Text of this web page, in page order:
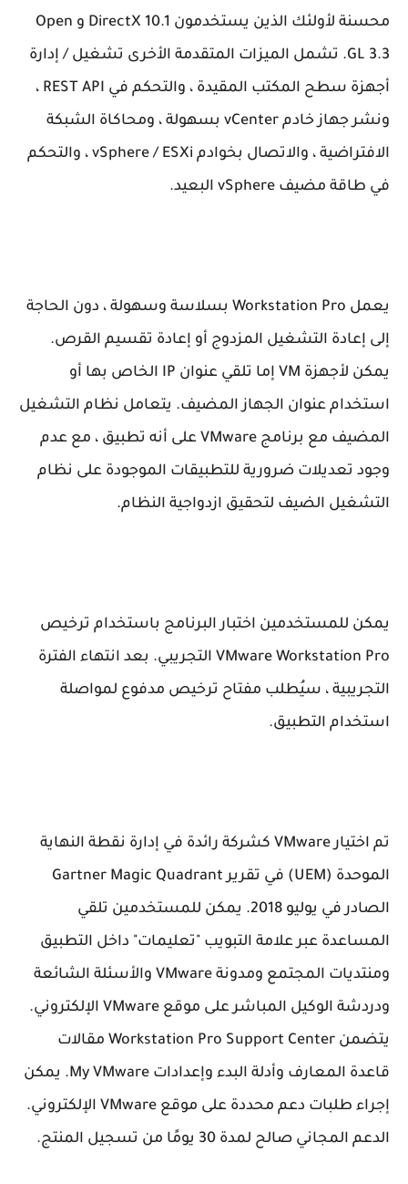
محسنة لأولئك الذين يستخدمون DirectX 10.1 و Open
GL 3.3. تشمل الميزات المتقدمة الأخرى تشغيل / إدارة
أجهزة سطح المكتب المقيدة ، والتحكم في REST API ،
ونشر جهاز خادم vCenter بسهولة ، ومحاكاة الشبكة
الافتراضية ، والاتصال بخوادم vSphere / ESXi ، والتحكم
في طاقة مضيف vSphere البعيد.
يعمل Workstation Pro بسلاسة وسهولة ، دون الحاجة
إلى إعادة التشغيل المزدوج أو إعادة تقسيم القرص.
يمكن لأجهزة VM إما تلقي عنوان IP الخاص بها أو
استخدام عنوان الجهاز المضيف. يتعامل نظام التشغيل
المضيف مع برنامج VMware على أنه تطبيق ، مع عدم
وجود تعديلات ضرورية للتطبيقات الموجودة على نظام
التشغيل الضيف لتحقيق ازدواجية النظام.
يمكن للمستخدمين اختبار البرنامج باستخدام ترخيص
VMware Workstation Pro التجريبي. بعد انتهاء الفترة
التجريبية ، سيُطلب مفتاح ترخيص مدفوع لمواصلة
استخدام التطبيق.
تم اختيار VMware كشركة رائدة في إدارة نقطة النهاية
الموحدة (UEM) في تقرير Gartner Magic Quadrant
الصادر في يوليو 2018. يمكن للمستخدمين تلقي
المساعدة عبر علامة التبويب "تعليمات" داخل التطبيق
ومنتديات المجتمع ومدونة VMware والأسئلة الشائعة
ودردشة الوكيل المباشر على موقع VMware الإلكتروني.
يتضمن Workstation Pro Support Center مقالات
قاعدة المعارف وأدلة البدء وإعدادات My VMware. يمكن
إجراء طلبات دعم محددة على موقع VMware الإلكتروني.
الدعم المجاني صالح لمدة 30 يومًا من تسجيل المنتج.